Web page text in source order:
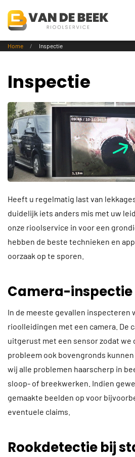
Terug naar hoofdinhoud
Home Inspectie
Inspectie
Heeft u regelmatig last van
duidelijk iets anders mis met uw
onze rioolservice in voor een
hebben de beste technieken en
oorzaak op te sporen.
Camera-inspectie
In de meeste gevallen inspecteren
rioolleidingen met een camera. De
uitgerust met een sensor zodat we
probleem ook bovengronds
wij alle problemen haarscherp in
sloop- of breekwerken. Indien
gemaakte beelden op voor
eventuele claims.
Rookdetectie bij